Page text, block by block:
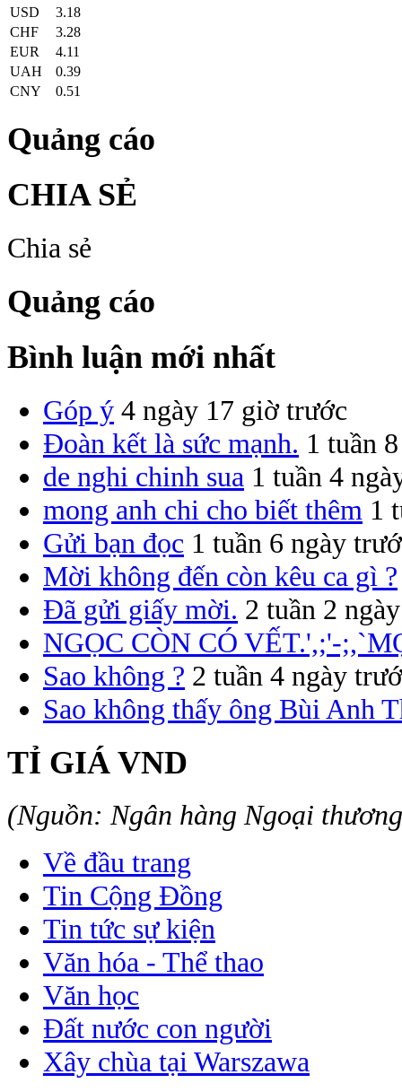
USD
3.18
CHF
3.28
EUR
4.11
UAH
0.39
CNY
0.51
Quảng cáo
CHIA SẺ
Chia sẻ
Quảng cáo
Bình luận mới nhất
Góp ý 4 ngày 17 giờ trước
Đoàn kết là sức mạnh. 1 tuần
de nghi chinh sua 1 tuần 4
mong anh chi cho biết thêm 1
Gửi bạn đọc 1 tuần 6 ngày
Mời không đến còn kêu ca gì ?
Đã gửi giấy mời. 2 tuần 2
NGỌC CÒN CÓ VẾT.',;'-
Sao không ? 2 tuần 4 ngày
Sao không thấy ông Bùi Anh
TỈ GIÁ VND
(Nguồn: Ngân hàng Ngoại
Về đầu trang
Tin Cộng Đồng
Tin tức sự kiện
Văn hóa - Thể thao
Văn học
Đất nước con người
Xây chùa tại Warszawa